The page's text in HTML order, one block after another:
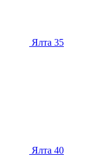
Ялта 35
Ялта 40